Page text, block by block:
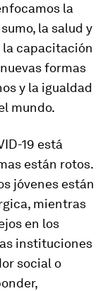
la
la salud y
la capacitación
formas
y la igualdad
mundo.
19 está
están rotos.
jóvenes están
mientras
en los
instituciones
social o